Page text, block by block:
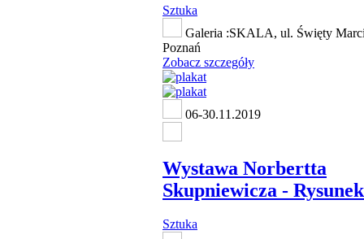
Sztuka
Galeria :SKALA, ul. Święty
Poznań
Zobacz szczegóły
06-30.11.2019
Wystawa Norbertta
Skupniewicza - Rysunek
Sztuka